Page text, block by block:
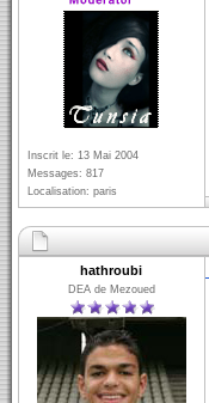
Inscrit le: 13 Mai 2004
Messages: 817
Localisation: paris
hathroubi
DEA de Mezoued